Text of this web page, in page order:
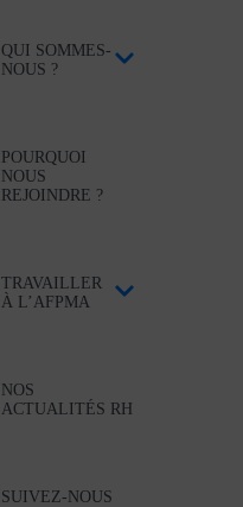
QUI SOMMES-
NOUS ?
POURQUOI
NOUS
REJOINDRE ?
TRAVAILLER
À L’AFPMA
NOS
ACTUALITÉS RH
SUIVEZ-NOUS